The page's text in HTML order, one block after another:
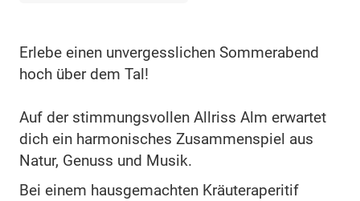
Erlebe einen unvergesslichen Sommerabend
hoch über dem Tal!
Auf der stimmungsvollen Allriss Alm erwartet
dich ein harmonisches Zusammenspiel aus
Natur, Genuss und Musik.
Bei einem hausgemachten Kräuteraperitif